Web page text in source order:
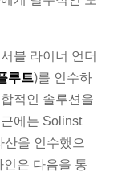
블 라이너 언더
루트)를 인수하
적인 솔루션을
에는 Solinst
을 인수했으
은 다음을 통